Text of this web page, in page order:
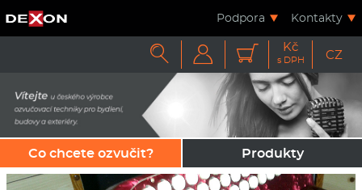
Podpora Kontakty
   Kč
s DPH CZ
Co chcete ozvučit? Produkty